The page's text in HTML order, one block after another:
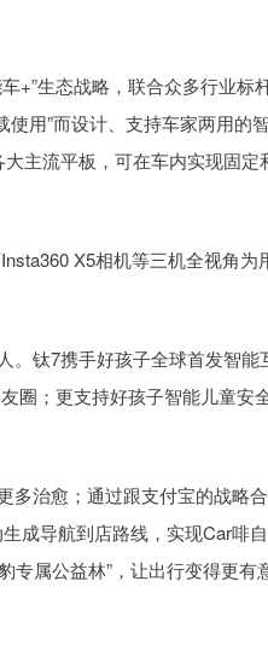
+”生态战略，联合众多行业标
用”而设计、支持车家两用的
主流平板，可在车内实现固定
X5相机等三机全视角为
。钛7携手好孩子全球首发智能
圈；更支持好孩子智能儿童安
治愈；通过跟支付宝的战略
成导航到店路线，实现Car啡
属公益林”，让出行变得更有